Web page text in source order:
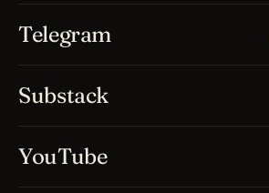
Telegram
Substack
YouTube